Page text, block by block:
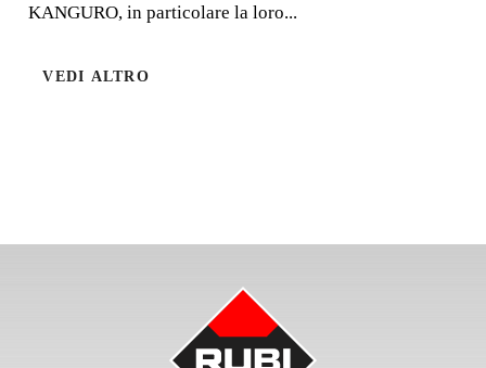
riforme.
KANGURO, in particolare la loro...
VEDI ALTRO